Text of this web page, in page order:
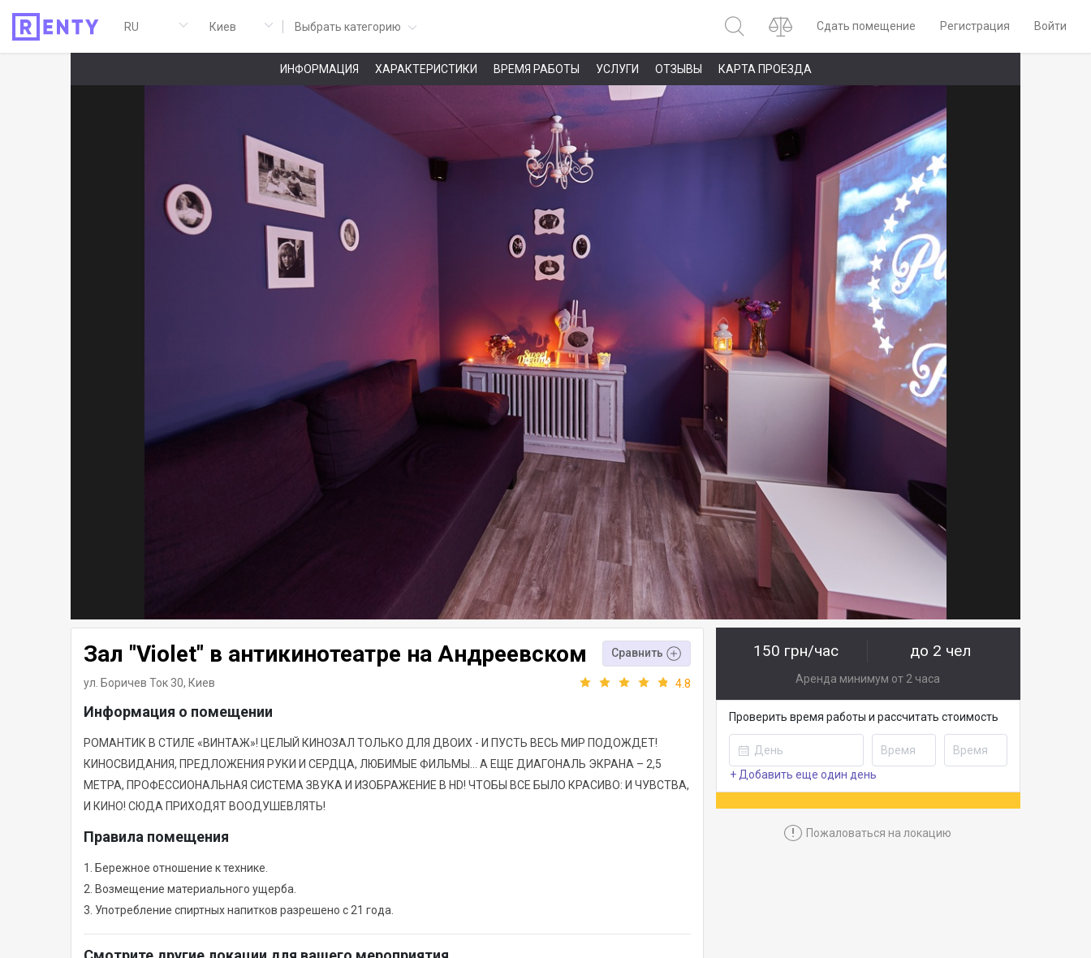
Выбрать категорию Сдать помещение Регистрация Войти
ИНФОРМАЦИЯ ХАРАКТЕРИСТИКИ ВРЕМЯ РАБОТЫ УСЛУГИ ОТЗЫВЫ КАРТА ПРОЕЗДА
Зал "Violet" в антикинотеатре на Андреевском Сравнить
ул. Боричев Ток 30, Киев 4.8
Информация о помещении
РОМАНТИК В СТИЛЕ «ВИНТАЖ»! ЦЕЛЫЙ КИНОЗАЛ ТОЛЬКО ДЛЯ ДВОИХ - И ПУСТЬ ВЕСЬ МИР ПОДОЖДЕТ!
КИНОСВИДАНИЯ, ПРЕДЛОЖЕНИЯ РУКИ И СЕРДЦА, ЛЮБИМЫЕ ФИЛЬМЫ… А ЕЩЕ ДИАГОНАЛЬ ЭКРАНА – 2,5
МЕТРА, ПРОФЕССИОНАЛЬНАЯ СИСТЕМА ЗВУКА И ИЗОБРАЖЕНИЕ В HD! ЧТОБЫ ВСЕ БЫЛО КРАСИВО: И ЧУВСТВА,
И КИНО! СЮДА ПРИХОДЯТ ВООДУШЕВЛЯТЬ!
Правила помещения
1. Бережное отношение к технике.
2. Возмещение материального ущерба.
3. Употребление спиртных напитков разрешено с 21 года.
150 грн/час до 2 чел
Аренда минимум от 2 часа
Проверить время работы и рассчитать стоимость
+ Добавить еще один день
! Пожаловаться на локацию